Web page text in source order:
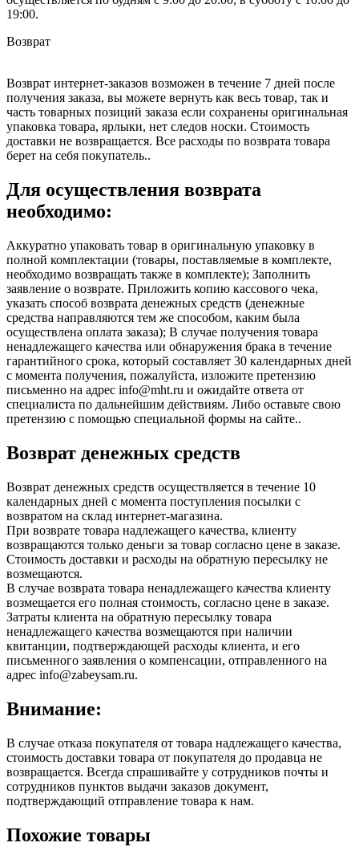
19:00.
Возврат
Возврат интернет-заказов возможен в течение 7 дней после
получения заказа, вы можете вернуть как весь товар, так и
часть товарных позиций заказа если сохранены оригинальная
упаковка товара, ярлыки, нет следов носки. Стоимость
доставки не возвращается. Все расходы по возврата товара
берет на себя покупатель..
Для осуществления возврата
необходимо:
Аккуратно упаковать товар в оригинальную упаковку в
полной комплектации (товары, поставляемые в комплекте,
необходимо возвращать также в комплекте); Заполнить
заявление о возврате. Приложить копию кассового чека,
указать способ возврата денежных средств (денежные
средства направляются тем же способом, каким была
осуществлена оплата заказа); В случае получения товара
ненадлежащего качества или обнаружения брака в течение
гарантийного срока, который составляет 30 календарных дней
с момента получения, пожалуйста, изложите претензию
письменно на адрес info@mht.ru и ожидайте ответа от
специалиста по дальнейшим действиям. Либо оставьте свою
претензию с помощью специальной формы на сайте..
Возврат денежных средств
Возврат денежных средств осуществляется в течение 10
календарных дней с момента поступления посылки с
возвратом на склад интернет-магазина.
При возврате товара надлежащего качества, клиенту
возвращаются только деньги за товар согласно цене в заказе.
Стоимость доставки и расходы на обратную пересылку не
возмещаются.
В случае возврата товара ненадлежащего качества клиенту
возмещается его полная стоимость, согласно цене в заказе.
Затраты клиента на обратную пересылку товара
ненадлежащего качества возмещаются при наличии
квитанции, подтверждающей расходы клиента, и его
письменного заявления о компенсации, отправленного на
адрес info@zabeysam.ru.
Внимание:
В случае отказа покупателя от товара надлежащего качества,
стоимость доставки товара от покупателя до продавца не
возвращается. Всегда спрашивайте у сотрудников почты и
сотрудников пунктов выдачи заказов документ,
подтверждающий отправление товара к нам.
Похожие товары